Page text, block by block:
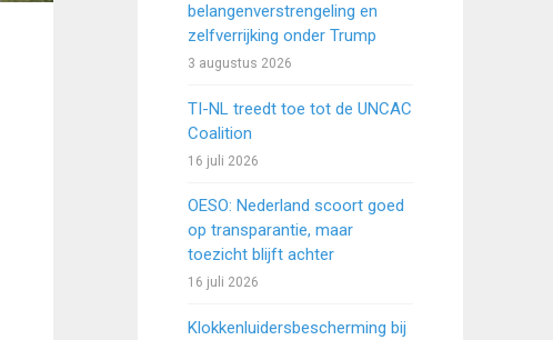
belangenverstrengeling en
zelfverrijking onder Trump
3 augustus 2026
TI-NL treedt toe tot de UNCAC
Coalition
16 juli 2026
OESO: Nederland scoort goed
op transparantie, maar
toezicht blijft achter
16 juli 2026
Klokkenluidersbescherming bij